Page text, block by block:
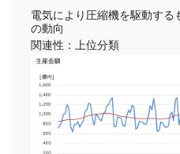
電気により圧縮機を駆動する
の動向
関連性：上位分類